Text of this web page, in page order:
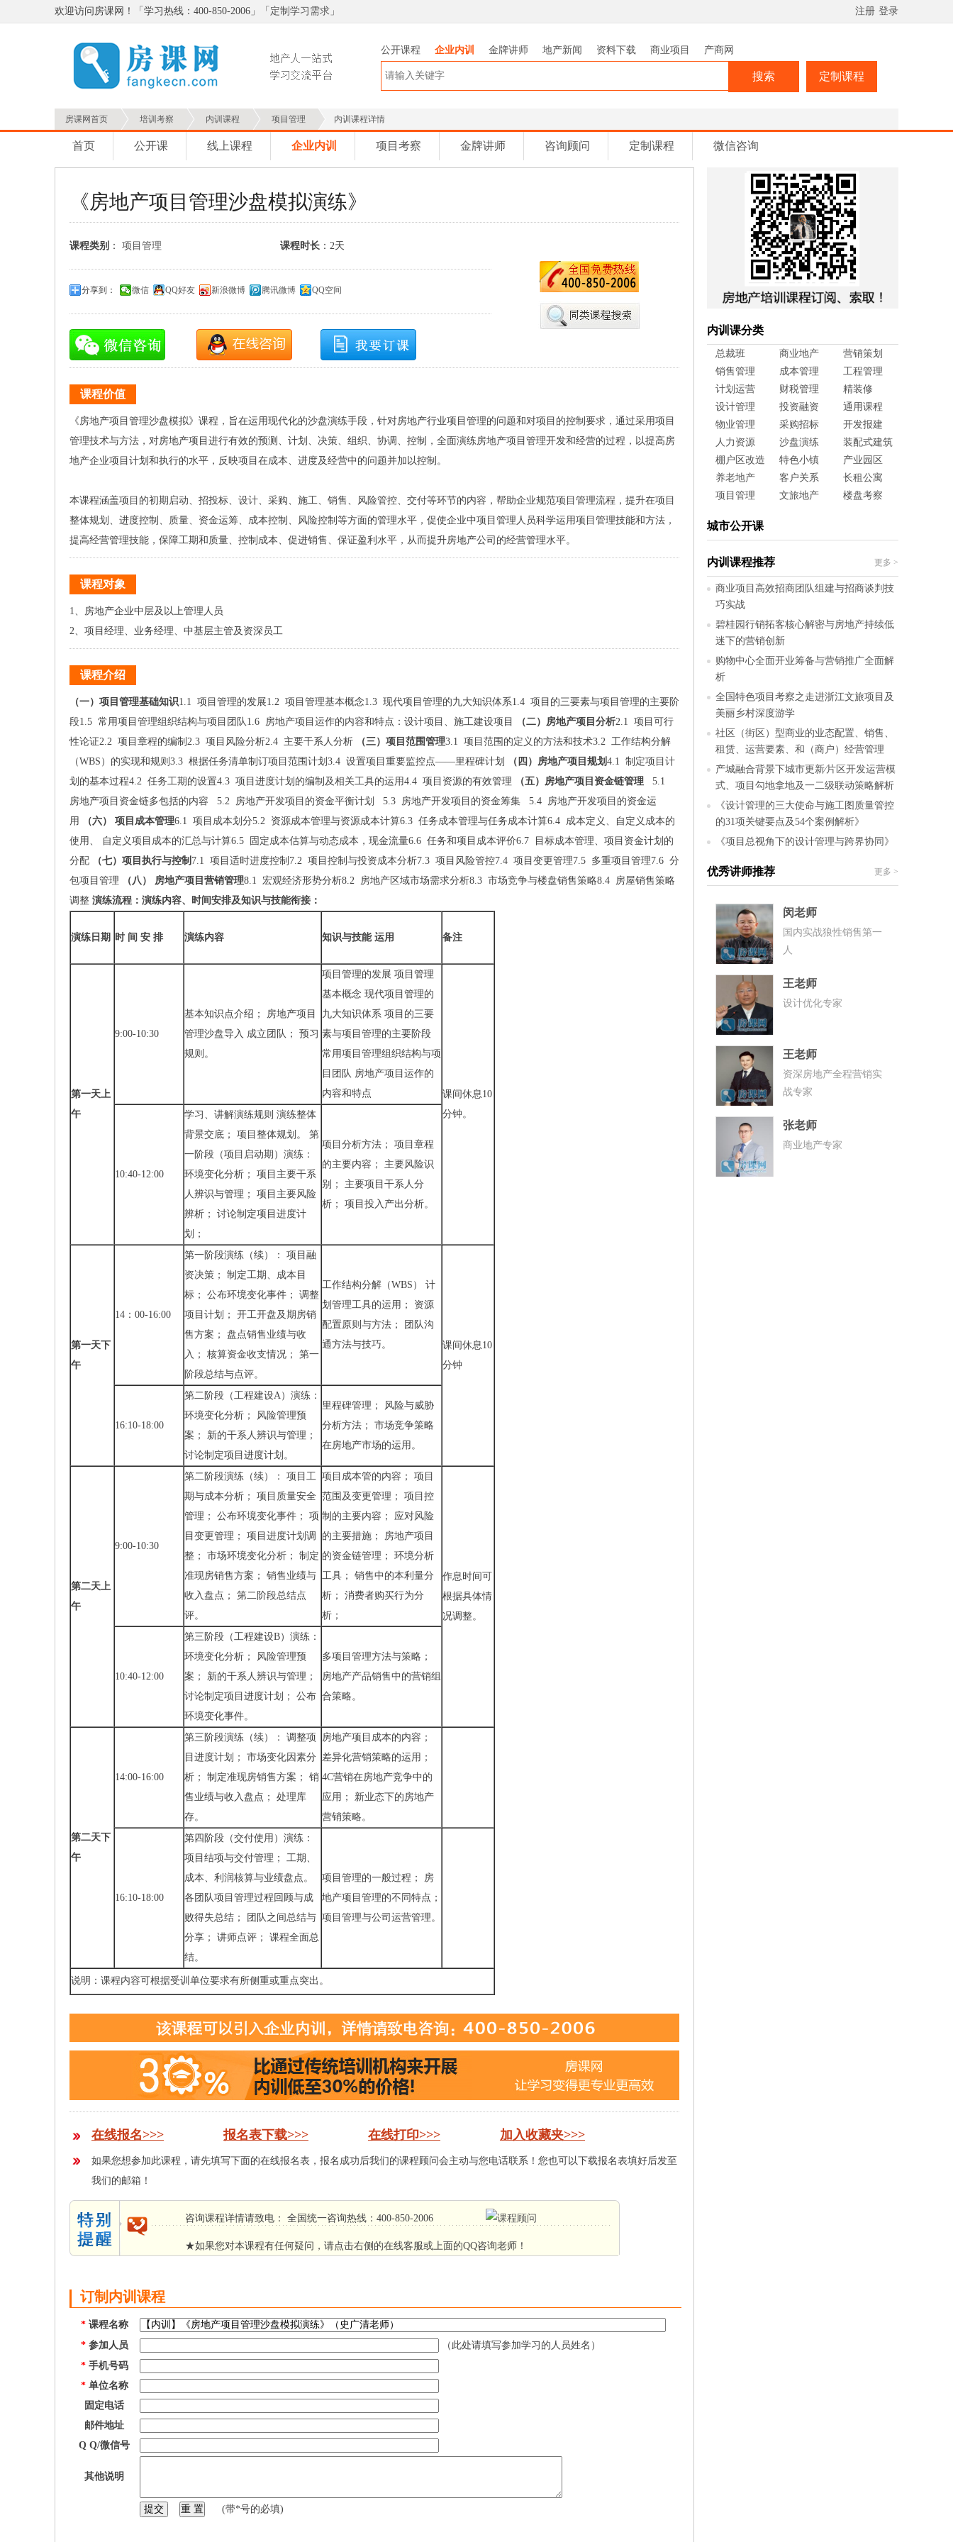
注册 登录
欢迎访问房课网！「学习热线：400-850-2006」「 定制学习需求 」
公开课程 企业内训 金牌讲师 地产新闻 资料下载 商业项目 产商网
搜索 定制课程
房课网首页 培训考察 内训课程 项目管理 内训课程详情
首页 公开课 线上课程 企业内训 项目考察 金牌讲师 咨询顾问 定制课程 微信咨询
内训课分类
总裁班 商业地产
营销策划
销售管理
成本管理
工程管理
计划运营
财税管理
精装修
设计管理
投资融资
通用课程
物业管理
采购招标
开发报建
人力资源
沙盘演练
装配式建筑
棚户区改造
特色小镇
产业园区
养老地产
客户关系
长租公寓
项目管理
文旅地产 楼盘考察
城市公开课
更多 >
内训课程推荐
商业项目高效招商团队组建与招商谈判技
巧实战
碧桂园行销拓客核心解密与房地产持续低
迷下的营销创新
购物中心全面开业筹备与营销推广全面解
析
全国特色项目考察之走进浙江文旅项目及
美丽乡村深度游学
社区（街区）型商业的业态配置、销售、
租赁、运营要素、和（商户）经营管理
产城融合背景下城市更新∕片区开发运营模
式、项目勾地拿地及一二级联动策略解析
《设计管理的三大使命与施工图质量管控
的31项关键要点及54个案例解析》
《项目总视角下的设计管理与跨界协同》
更多 >
优秀讲师推荐
闵老师
国内实战狼性销售第一
人
王老师
设计优化专家
王老师
资深房地产全程营销实
战专家
张老师
商业地产专家
《房地产项目管理沙盘模拟演练》
课程类别 ： 项目管理 课程时长 ：2天
分享到： 微信 QQ好友 新浪微博 腾讯微博 QQ空间
课程价值
《房地产项目管理沙盘模拟》课程，旨在运用现代化的沙盘演练手段，针对房地产行业项目管理的问题和对项目的控制要求，通过采用项目
管理技术与方法，对房地产项目进行有效的预测、计划、决策、组织、协调、控制，全面演练房地产项目管理开发和经营的过程，以提高房
地产企业项目计划和执行的水平，反映项目在成本、进度及经营中的问题并加以控制。
本课程涵盖项目的初期启动、招投标、设计、采购、施工、销售、风险管控、交付等环节的内容，帮助企业规范项目管理流程，提升在项目
整体规划、进度控制、质量、资金运筹、成本控制、风险控制等方面的管理水平，促使企业中项目管理人员科学运用项目管理技能和方法，
提高经营管理技能，保障工期和质量、控制成本、促进销售、保证盈利水平，从而提升房地产公司的经营管理水平。
课程对象
1、房地产企业中层及以上管理人员
2、项目经理、业务经理、中基层主管及资深员工
课程介绍
（一）项目管理基础知识1.1 项目管理的发展1.2 项目管理基本概念1.3 现代项目管理的九大知识体系1.4 项目的三要素与项目管理的主要阶
段1.5 常用项目管理组织结构与项目团队1.6 房地产项目运作的内容和特点：设计项目、施工建设项目
（二）房地产项目分析2.1 项目可行
性论证2.2 项目章程的编制2.3 项目风险分析2.4 主要干系人分析
（三）项目范围管理3.1 项目范围的定义的方法和技术3.2 工作结构分解
（WBS）的实现和规则3.3 根据任务清单制订项目范围计划3.4 设置项目重要监控点——里程碑计划
（四）房地产项目规划 4.1 制定项目计
划的基本过程4.2 任务工期的设置4.3 项目进度计划的编制及相关工具的运用4.4 项目资源的有效管理
（五）房地产项目资金链管理 5.1
房地产项目资金链多包括的内容 5.2 房地产开发项目的资金平衡计划 5.3 房地产开发项目的资金筹集 5.4 房地产开发项目的资金运
用
（六） 项目成本管理6.1 项目成本划分5.2 资源成本管理与资源成本计算6.3 任务成本管理与任务成本计算6.4 成本定义、自定义成本的
使用、 自定义项目成本的汇总与计算6.5 固定成本估算与动态成本，现金流量6.6 任务和项目成本评价6.7 目标成本管理、项目资金计划的
分配
（七）项目执行与控制 7.1 项目适时进度控制7.2 项目控制与投资成本分析7.3 项目风险管控7.4 项目变更管理7.5 多重项目管理7.6 分
包项目管理
（八） 房地产项目营销管理8.1 宏观经济形势分析8.2 房地产区域市场需求分析8.3 市场竞争与楼盘销售策略8.4 房屋销售策略
调整 演练流程： 演练内容、时间安排及知识与技能衔接：
演练日期 时 间 安 排 演练内容 知识与技能 运用 备注
第一天上
午
9:00-10:30
基本知识点介绍； 房地产项目
管理沙盘导入 成立团队； 预习
规则。
项目管理的发展 项目管理
基本概念 现代项目管理的
九大知识体系 项目的三要
素与项目管理的主要阶段
常用项目管理组织结构与项
目团队 房地产项目运作的
内容和特点
课间休息10
分钟。
10:40-12:00
学习、讲解演练规则 演练整体
背景交底； 项目整体规划。 第
一阶段（项目启动期）演练：
环境变化分析； 项目主要干系
人辨识与管理； 项目主要风险
辨析； 讨论制定项目进度计
划；
项目分析方法； 项目章程
的主要内容； 主要风险识
别； 主要项目干系人分
析； 项目投入产出分析。
第一天下
午
14：00-16:00
第一阶段演练（续）： 项目融
资决策； 制定工期、成本目
标； 公布环境变化事件； 调整
项目计划； 开工开盘及期房销
售方案； 盘点销售业绩与收
入； 核算资金收支情况； 第一
阶段总结与点评。
工作结构分解（WBS） 计
划管理工具的运用； 资源
配置原则与方法； 团队沟
通方法与技巧。
课间休息10
分钟
16:10-18:00
第二阶段（工程建设A）演练：
环境变化分析； 风险管理预
案； 新的干系人辨识与管理；
讨论制定项目进度计划。
里程碑管理； 风险与威胁
分析方法； 市场竞争策略
在房地产市场的运用。
第二天上
午
9:00-10:30
第二阶段演练（续）： 项目工
期与成本分析； 项目质量安全
管理； 公布环境变化事件； 项
目变更管理； 项目进度计划调
整； 市场环境变化分析； 制定
准现房销售方案； 销售业绩与
收入盘点； 第二阶段总结点
评。
项目成本管的内容； 项目
范围及变更管理； 项目控
制的主要内容； 应对风险
的主要措施； 房地产项目
的资金链管理； 环境分析
工具； 销售中的本利量分
析； 消费者购买行为分
析；
作息时间可
根据具体情
况调整。
10:40-12:00
第三阶段（工程建设B）演练：
环境变化分析； 风险管理预
案； 新的干系人辨识与管理；
讨论制定项目进度计划； 公布
环境变化事件。
多项目管理方法与策略；
房地产产品销售中的营销组
合策略。
第二天下
午
14:00-16:00
第三阶段演练（续）： 调整项
目进度计划； 市场变化因素分
析； 制定准现房销售方案； 销
售业绩与收入盘点； 处理库
存。
房地产项目成本的内容；
差异化营销策略的运用；
4C营销在房地产竞争中的
应用； 新业态下的房地产
营销策略。
16:10-18:00
第四阶段（交付使用）演练：
项目结项与交付管理； 工期、
成本、利润核算与业绩盘点。
各团队项目管理过程回顾与成
败得失总结； 团队之间总结与
分享； 讲师点评； 课程全面总
结。
项目管理的一般过程； 房
地产项目管理的不同特点；
项目管理与公司运营管理。
说明：课程内容可根据受训单位要求有所侧重或重点突出。
在线报名>>> 报名表下载>>> 在线打印>>> 加入收藏夹>>>
如果您想参加此课程，请先填写下面的在线报名表，报名成功后我们的课程顾问会主动与您电话联系！您也可以下载报名表填好后发至
我们的邮箱！
咨询课程详情请致电： 全国统一咨询热线： 400-850-2006
★如果您对本课程有任何疑问，请点击右侧的在线客服或上面的QQ咨询老师！
订制内训课程
*课程名称
*参加人员
（此处请填写参加学习的人员姓名）
*手机号码
*单位名称
固定电话
邮件地址
Q Q/微信号
其他说明
(带*号的必填)